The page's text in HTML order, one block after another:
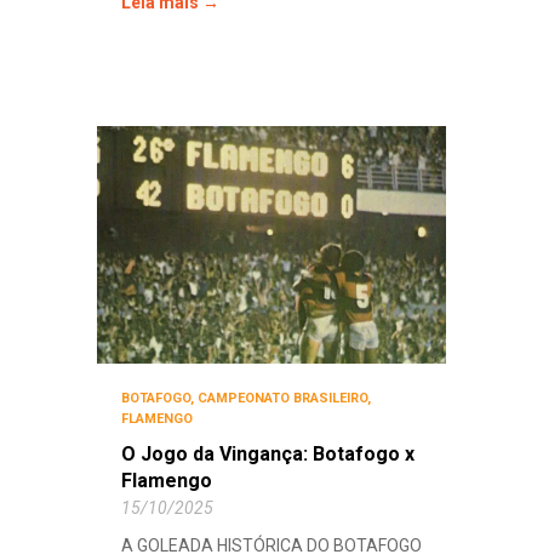
BOTAFOGO, CAMPEONATO BRASILEIRO,
FLAMENGO
O Jogo da Vingança: Botafogo x
Flamengo
15/10/2025
A GOLEADA HISTÓRICA DO BOTAFOGO